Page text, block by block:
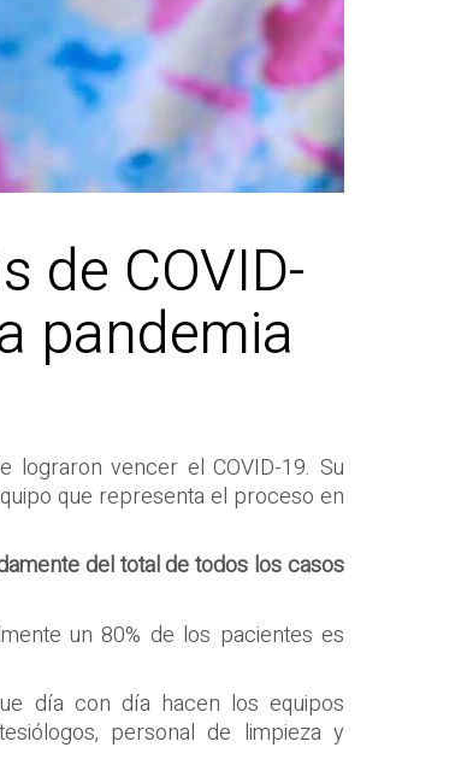
de COVID-
pandemia
lograron vencer el COVID-19. Su
que representa el proceso en
del total de todos los casos
un 80% de los pacientes es
día con día hacen los equipos
personal de limpieza y